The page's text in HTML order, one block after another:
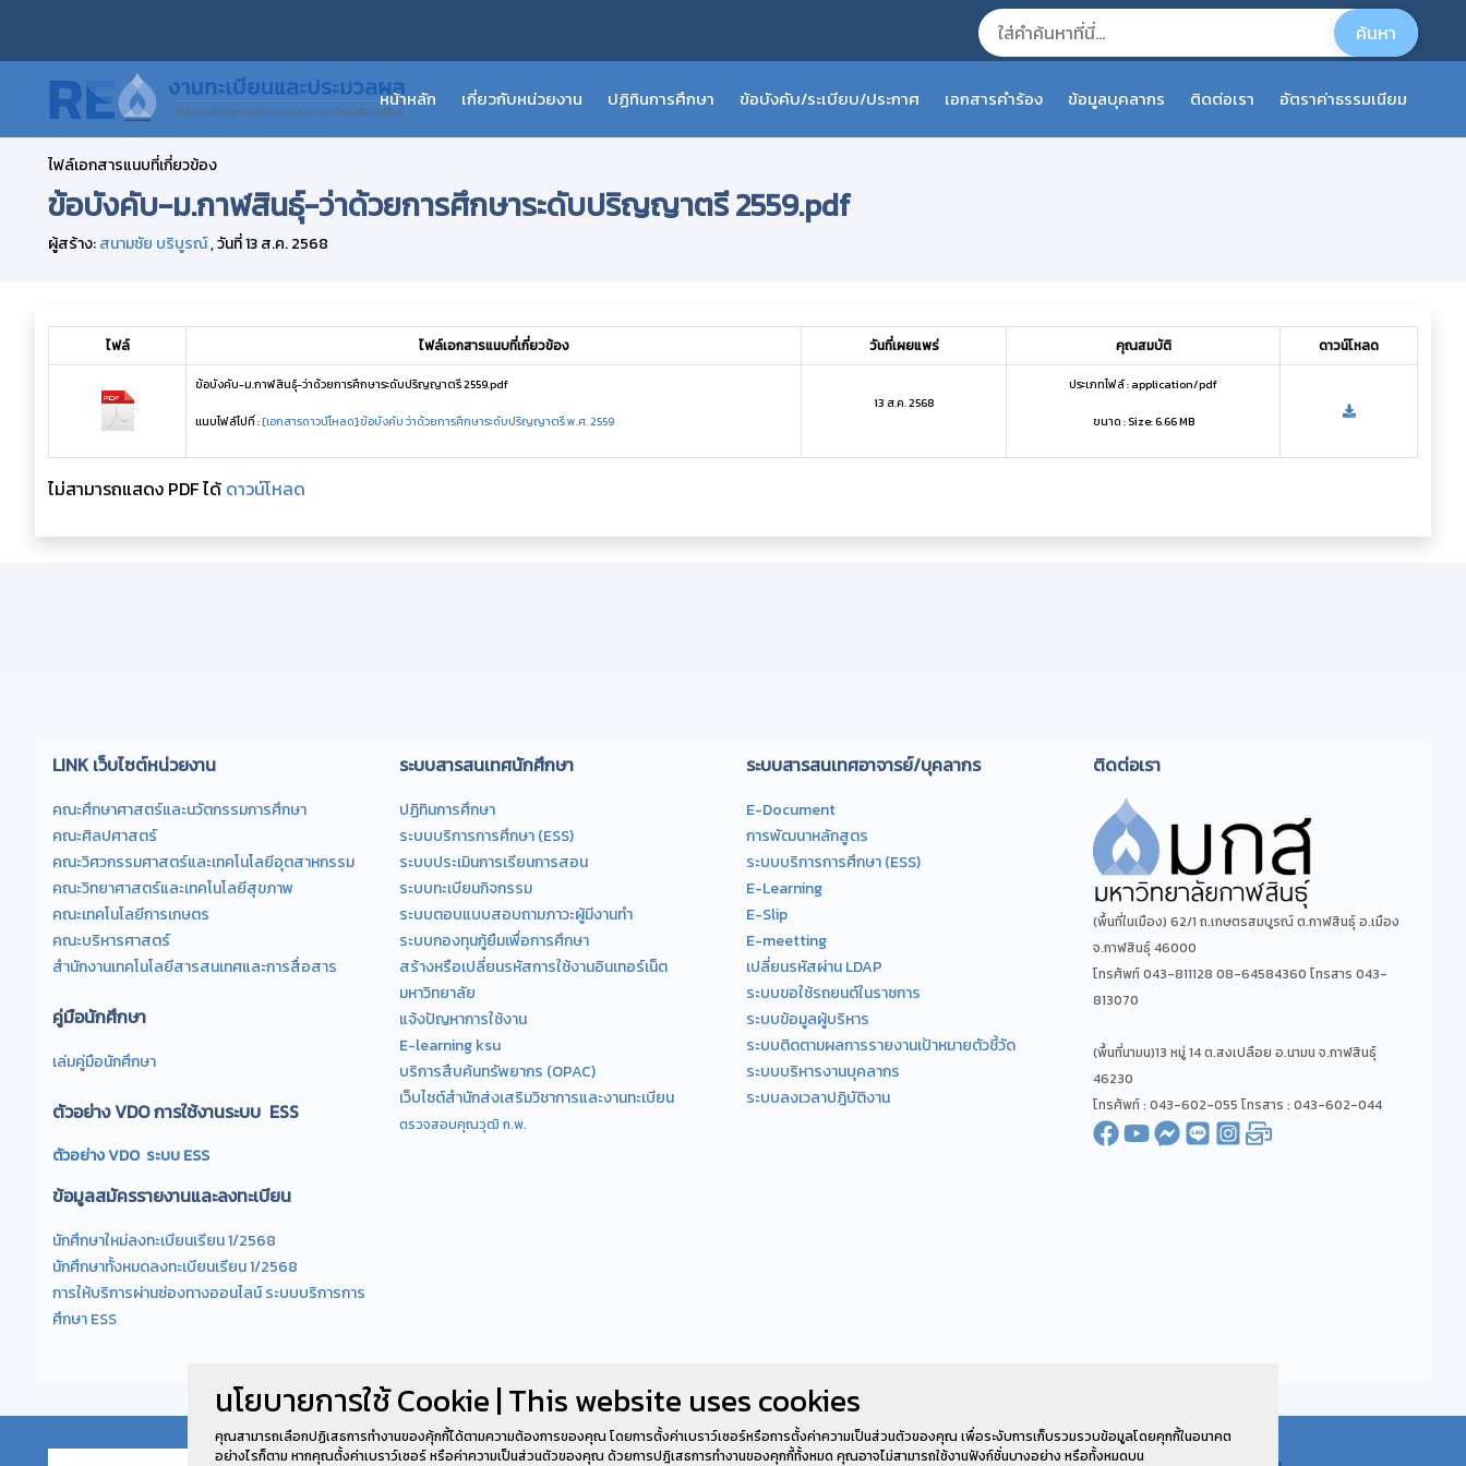
หน้าหลัก เกี่ยวกับหน่วยงาน ปฏิทินการศึกษา ข้อบังคับ/ระเบียบ/ประกาศ เอกสารคำร้อง ข้อมูลบุคลากร ติดต่อเรา อัตราค่าธรรมเนียม
ไฟล์เอกสารแนบที่เกี่ยวข้อง
ข้อบังคับ-ม.กาฬสินธุ์-ว่าด้วยการศึกษาระดับปริญญาตรี 2559.pdf
ผู้สร้าง:สนามชัย บริบูรณ์, วันที่ 13 ส.ค. 2568
ไฟล์ ไฟล์เอกสารแนบที่เกี่ยวข้อง วันที่เผยแพร่ คุณสมบัติ ดาวน์โหลด
ข้อบังคับ-ม.กาฬสินธุ์-ว่าด้วยการศึกษาระดับปริญญาตรี 2559.pdf
แนบไฟล์ไปที่ :[เอกสารดาวน์โหลด]:ข้อบังคับ ว่าด้วยการศึกษาระดับปริญญาตรี พ.ศ. 2559
13 ส.ค. 2568
ประเภทไฟล์ : application/pdf
ขนาด : Size: 6.66 MB
ไม่สามารถแสดง PDF ได้ ดาวน์โหลด
LINK เว็บไซต์หน่วยงาน
คณะศึกษาศาสตร์และนวัตกรรมการศึกษา
คณะศิลปศาสตร์
คณะวิศวกรรมศาสตร์และเทคโนโลยีอุตสาหกรรม
คณะวิทยาศาสตร์และเทคโนโลยีสุขภาพ
คณะเทคโนโลยีการเกษตร
คณะบริหารศาสตร์
สำนักงานเทคโนโลยีสารสนเทศและการสื่อสาร
คู่มือนักศึกษา
เล่มคู่มือนักศึกษา
ตัวอย่าง VDO การใช้งานระบบ ESS
ตัวอย่าง VDO ระบบ ESS
ข้อมูลสมัครรายงานและลงทะเบียน
นักศึกษาใหม่ลงทะเบียนเรียน 1/2568
นักศึกษาทั้งหมดลงทะเบียนเรียน 1/2568
การให้บริการผ่านช่องทางออนไลน์ ระบบบริการการ
ศึกษา ESS
ระบบสารสนเทศนักศึกษา
ปฏิทินการศึกษา
ระบบบริการการศึกษา (ESS)
ระบบประเมินการเรียนการสอน
ระบบทะเบียนกิจกรรม
ระบบตอบแบบสอบถามภาวะผู้มีงานทำ
ระบบกองทุนกู้ยืมเพื่อการศึกษา
สร้างหรือเปลี่ยนรหัสการใช้งานอินเทอร์เน็ต
มหาวิทยาลัย
แจ้งปัญหาการใช้งาน
E-learning ksu
บริการสืบค้นทรัพยากร (OPAC)
เว็บไซต์สำนักส่งเสริมวิชาการและงานทะเบียน
ตรวจสอบคุณวุฒิ ก.พ.
ระบบสารสนเทศอาจารย์/บุคลากร
E-Document
การพัฒนาหลักสูตร
ระบบบริการการศึกษา (ESS)
E-Learning
E-Slip
E-meetting
เปลี่ยนรหัสผ่าน LDAP
ระบบขอใช้รถยนต์ในราชการ
ระบบข้อมูลผู้บริหาร
ระบบติดตามผลการรายงานเป้าหมายตัวชี้วัด
ระบบบริหารงานบุคลากร
ระบบลงเวลาปฎิบัติงาน
ติดต่อเรา
(พื้นที่ในเมือง) 62/1 ถ.เกษตรสมบูรณ์ ต.กาฬสินธุ์ อ.เมือง
จ.กาฬสินธุ์ 46000
โทรศัพท์ 043-811128 08-64584360 โทรสาร 043-
813070
(พื้นที่นามน)13 หมู่ 14 ต.สงเปลือย อ.นามน จ.กาฬสินธุ์
46230
โทรศัพท์ : 043-602-055 โทรสาร : 043-602-044
นโยบายการใช้ Cookie | This website uses cookies
คุณสามารถเลือกปฏิเสธการทำงานของคุ้กกี้ได้ตามความต้องการของคุณ โดยการตั้งค่าเบราว์เซอร์หรือการตั้งค่าความเป็นส่วนตัวของคุณ เพื่อระงับการเก็บรวมรวบข้อมูลโดยคุกกี้ในอนาคต
อย่างไรก็ตาม หากคุณตั้งค่าเบราว์เซอร์ หรือค่าความเป็นส่วนตัวของคุณ ด้วยการปฎิเสธการทำงานของคุกกี้ทั้งหมด คุณอาจไม่สามารถใช้งานฟังก์ชั่นบางอย่าง หรือทั้งหมดบน